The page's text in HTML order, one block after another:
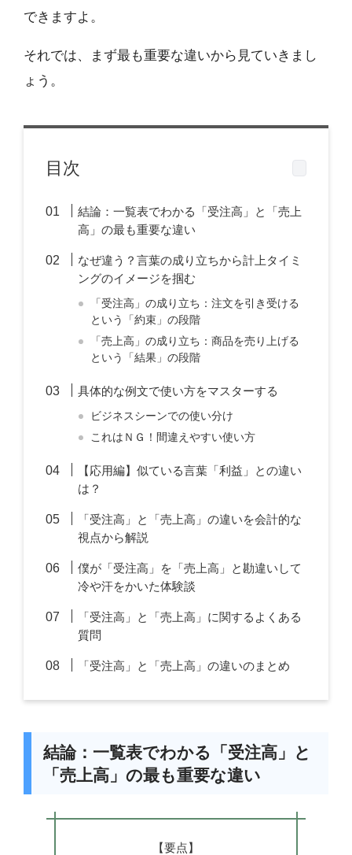
できますよ。
それでは、まず最も重要な違いから見ていきまし
ょう。
目次
結論：一覧表でわかる「受注高」と「売上
高」の最も重要な違い
なぜ違う？言葉の成り立ちから計上タイミ
ングのイメージを掴む
「受注高」の成り立ち：注文を引き受ける
という「約束」の段階
「売上高」の成り立ち：商品を売り上げる
という「結果」の段階
具体的な例文で使い方をマスターする
ビジネスシーンでの使い分け
これはＮＧ！間違えやすい使い方
【応用編】似ている言葉「利益」との違い
は？
「受注高」と「売上高」の違いを会計的な
視点から解説
僕が「受注高」を「売上高」と勘違いして
冷や汗をかいた体験談
「受注高」と「売上高」に関するよくある
質問
「受注高」と「売上高」の違いのまとめ
結論：一覧表でわかる「受注高」と
「売上高」の最も重要な違い
【要点】